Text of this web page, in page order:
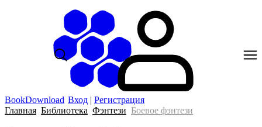
BookDownload Вход | Регистрация
Главная Библиотека Фэнтези Боевое фэнтези